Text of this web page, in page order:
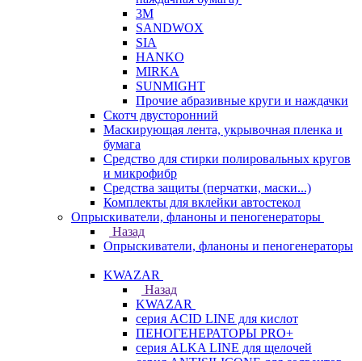
3М
SANDWOX
SIA
HANKO
MIRKA
SUNMIGHT
Прочие абразивные круги и наждачки
Скотч двусторонний
Маскирующая лента, укрывочная пленка и
бумага
Средство для стирки полировальных кругов
и микрофибр
Средства защиты (перчатки, маски...)
Комплекты для вклейки автостекол
Опрыскиватели, фланоны и пеногенераторы
Назад
Опрыскиватели, фланоны и пеногенераторы
KWAZAR
Назад
KWAZAR
серия ACID LINE для кислот
ПЕНОГЕНЕРАТОРЫ PRO+
серия ALKA LINE для щелочей